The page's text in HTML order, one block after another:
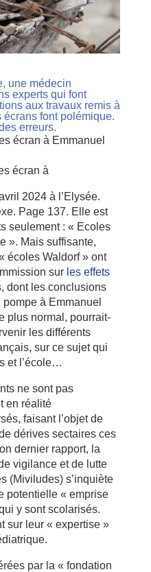
une médecin
experts qui font
aux travaux remis à
écrans font polémique.
erreurs.
écran à
2024 à l’Elysée.
Page 137. Elle est
seulement : « Ecoles
». Mais suffisante,
écoles Waldorf » ont
sur les effets
, dont les conclusions
à Emmanuel
plus normal, pourrait-
les différents
sur ce sujet qui
et l’école…
ne sont pas
en réalité
faisant l’objet de
dérives sectaires ces
dernier rapport, la
vigilance et de lutte
(Miviludes) s’inquiète
potentielle « emprise
y sont scolarisés.
sur leur « expertise »
par la « fondation